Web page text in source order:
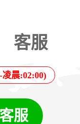
客服
晨:02:00)
服